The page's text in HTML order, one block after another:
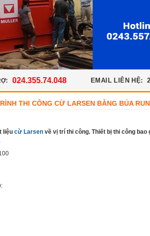
024.355.74.048 EMAIL LIÊN HỆ:
THI CÔNG CỪ LARSEN BẰNG BÚA
liệu cừ Larsen về vị trí thi công. Thiết bị thi công bao